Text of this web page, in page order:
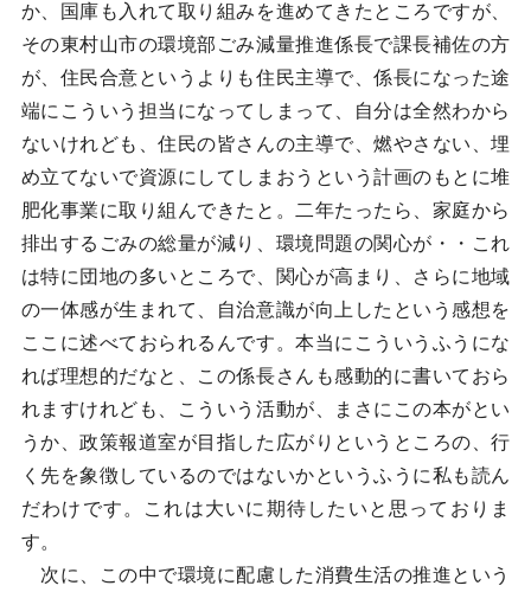
か、国庫も入れて取り組みを進めてきたところですが、
その東村山市の環境部ごみ減量推進係長で課長補佐の方
が、住民合意というよりも住民主導で、係長になった途
端にこういう担当になってしまって、自分は全然わから
ないけれども、住民の皆さんの主導で、燃やさない、埋
め立てないで資源にしてしまおうという計画のもとに堆
肥化事業に取り組んできたと。二年たったら、家庭から
排出するごみの総量が減り、環境問題の関心が・・これ
は特に団地の多いところで、関心が高まり、さらに地域
の一体感が生まれて、自治意識が向上したという感想を
ここに述べておられるんです。本当にこういうふうにな
れば理想的だなと、この係長さんも感動的に書いておら
れますけれども、こういう活動が、まさにこの本がとい
うか、政策報道室が目指した広がりというところの、行
く先を象徴しているのではないかというふうに私も読ん
だわけです。これは大いに期待したいと思っておりま
す。
次に、この中で環境に配慮した消費生活の推進という